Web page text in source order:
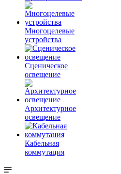
Многоцелевые
устройства
Сценическое
освещение
Архитектурное
освещение
Кабельная
коммутация